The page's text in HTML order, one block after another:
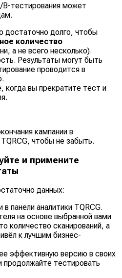
тестирования может
достаточно долго, чтобы
количество
а не всего несколько).
Результаты могут быть
проводится в
когда вы прекратите тест и
кампании в
чтобы не забыть.
и примените
данных:
панели аналитики TQRCG.
на основе выбранной вами
количество сканирований, а
к лучшим бизнес-
эффективную версию в своих
продолжайте тестировать